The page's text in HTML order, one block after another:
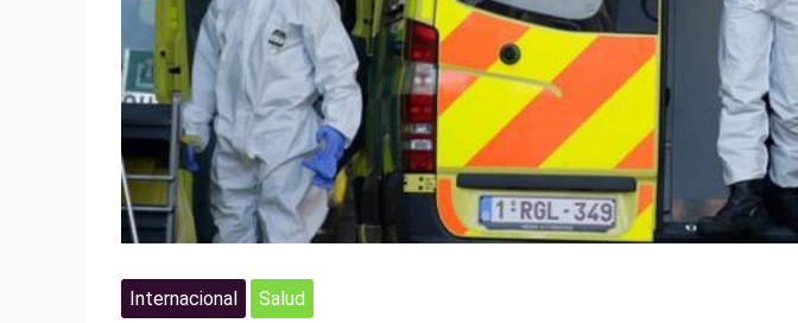
Internacional Salud